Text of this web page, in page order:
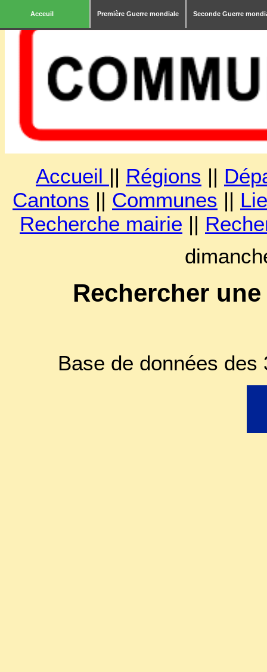
Acceuil Première Guerre mondiale Seconde Guerre
Accueil || Régions ||
Cantons || Communes ||
Recherche mairie ||
Rechercher
Base de données